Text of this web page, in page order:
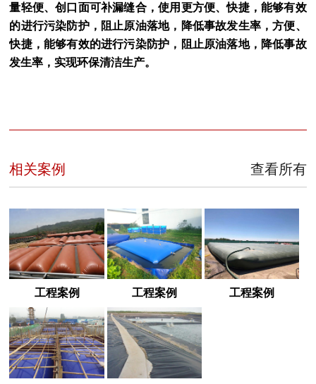
量轻便、创口面可补漏缝合，使用更方便、快捷，能够有效
的进行污染防护，阻止原油落地，降低事故发生率，方便、
快捷，能够有效的进行污染防护，阻止原油落地，降低事故
发生率，实现环保清洁生产。
查看所有
相关案例
工程案例 工程案例 工程案例